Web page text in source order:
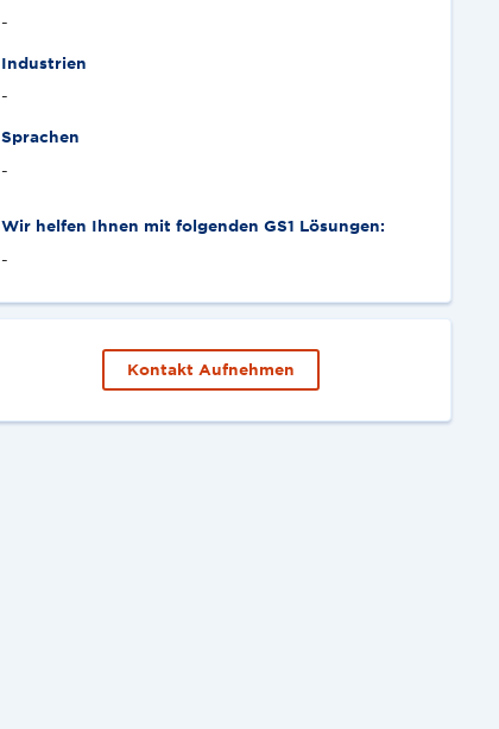
-
Industrien
-
Sprachen
-
Wir helfen Ihnen mit folgenden GS1 Lösungen:
-
Kontakt Aufnehmen